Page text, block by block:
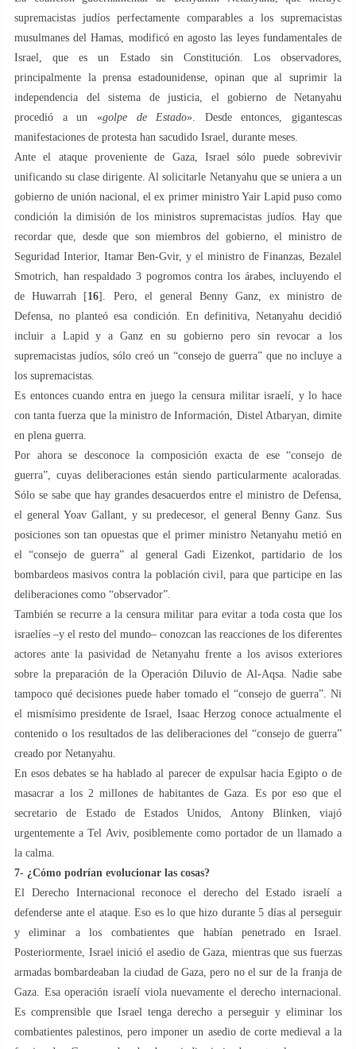
supremacistas judíos perfectamente comparables a los supremacistas
musulmanes del Hamas, modificó en agosto las leyes fundamentales de
Israel, que es un Estado sin Constitución. Los observadores,
principalmente la prensa estadounidense, opinan que al suprimir la
independencia del sistema de justicia, el gobierno de Netanyahu
procedió a un «golpe de Estado». Desde entonces, gigantescas
manifestaciones de protesta han sacudido Israel, durante meses.
Ante el ataque proveniente de Gaza, Israel sólo puede sobrevivir
unificando su clase dirigente. Al solicitarle Netanyahu que se uniera a un
gobierno de unión nacional, el ex primer ministro Yair Lapid puso como
condición la dimisión de los ministros supremacistas judíos. Hay que
recordar que, desde que son miembros del gobierno, el ministro de
Seguridad Interior, Itamar Ben-Gvir, y el ministro de Finanzas, Bezalel
Smotrich, han respaldado 3 pogromos contra los árabes, incluyendo el
de Huwarrah [16]. Pero, el general Benny Ganz, ex ministro de
Defensa, no planteó esa condición. En definitiva, Netanyahu decidió
incluir a Lapid y a Ganz en su gobierno pero sin revocar a los
supremacistas judíos, sólo creó un “consejo de guerra” que no incluye a
los supremacistas.
Es entonces cuando entra en juego la censura militar israelí, y lo hace
con tanta fuerza que la ministro de Información, Distel Atbaryan, dimite
en plena guerra.
Por ahora se desconoce la composición exacta de ese “consejo de
guerra”, cuyas deliberaciones están siendo particularmente acaloradas.
Sólo se sabe que hay grandes desacuerdos entre el ministro de Defensa,
el general Yoav Gallant, y su predecesor, el general Benny Ganz. Sus
posiciones son tan opuestas que el primer ministro Netanyahu metió en
el “consejo de guerra” al general Gadi Eizenkot, partidario de los
bombardeos masivos contra la población civil, para que participe en las
deliberaciones como “observador”.
También se recurre a la censura militar para evitar a toda costa que los
israelíes –y el resto del mundo– conozcan las reacciones de los diferentes
actores ante la pasividad de Netanyahu frente a los avisos exteriores
sobre la preparación de la Operación Diluvio de Al-Aqsa. Nadie sabe
tampoco qué decisiones puede haber tomado el “consejo de guerra”. Ni
el mismísimo presidente de Israel, Isaac Herzog conoce actualmente el
contenido o los resultados de las deliberaciones del “consejo de guerra”
creado por Netanyahu.
En esos debates se ha hablado al parecer de expulsar hacia Egipto o de
masacrar a los 2 millones de habitantes de Gaza. Es por eso que el
secretario de Estado de Estados Unidos, Antony Blinken, viajó
urgentemente a Tel Aviv, posiblemente como portador de un llamado a
la calma.
7- ¿Cómo podrían evolucionar las cosas?
El Derecho Internacional reconoce el derecho del Estado israelí a
defenderse ante el ataque. Eso es lo que hizo durante 5 días al perseguir
y eliminar a los combatientes que habían penetrado en Israel.
Posteriormente, Israel inició el asedio de Gaza, mientras que sus fuerzas
armadas bombardeaban la ciudad de Gaza, pero no el sur de la franja de
Gaza. Esa operación israelí viola nuevamente el derecho internacional.
Es comprensible que Israel tenga derecho a perseguir y eliminar los
combatientes palestinos, pero imponer un asedio de corte medieval a la